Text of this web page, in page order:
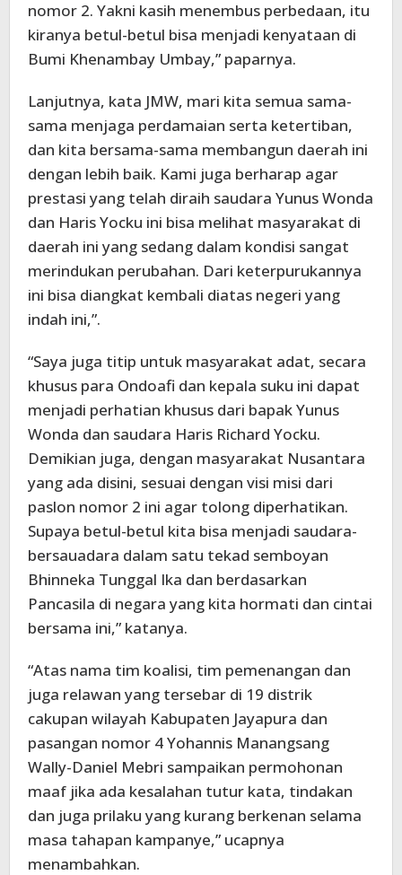
nomor 2. Yakni kasih menembus perbedaan, itu
kiranya betul-betul bisa menjadi kenyataan di
Bumi Khenambay Umbay,” paparnya.
Lanjutnya, kata JMW, mari kita semua sama-
sama menjaga perdamaian serta ketertiban,
dan kita bersama-sama membangun daerah ini
dengan lebih baik. Kami juga berharap agar
prestasi yang telah diraih saudara Yunus Wonda
dan Haris Yocku ini bisa melihat masyarakat di
daerah ini yang sedang dalam kondisi sangat
merindukan perubahan. Dari keterpurukannya
ini bisa diangkat kembali diatas negeri yang
indah ini,”.
“Saya juga titip untuk masyarakat adat, secara
khusus para Ondoafi dan kepala suku ini dapat
menjadi perhatian khusus dari bapak Yunus
Wonda dan saudara Haris Richard Yocku.
Demikian juga, dengan masyarakat Nusantara
yang ada disini, sesuai dengan visi misi dari
paslon nomor 2 ini agar tolong diperhatikan.
Supaya betul-betul kita bisa menjadi saudara-
bersauadara dalam satu tekad semboyan
Bhinneka Tunggal Ika dan berdasarkan
Pancasila di negara yang kita hormati dan cintai
bersama ini,” katanya.
“Atas nama tim koalisi, tim pemenangan dan
juga relawan yang tersebar di 19 distrik
cakupan wilayah Kabupaten Jayapura dan
pasangan nomor 4 Yohannis Manangsang
Wally-Daniel Mebri sampaikan permohonan
maaf jika ada kesalahan tutur kata, tindakan
dan juga prilaku yang kurang berkenan selama
masa tahapan kampanye,” ucapnya
menambahkan.